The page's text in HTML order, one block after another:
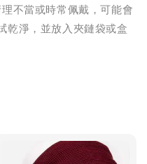
不當或時常佩戴，可能會
乾淨，並放入夾鏈袋或盒